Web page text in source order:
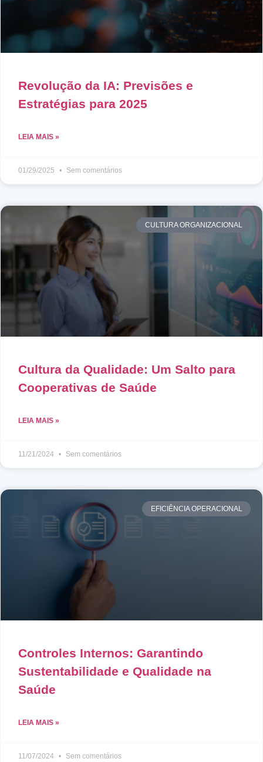
Revolução da IA: Previsões e
Estratégias para 2025
LEIA MAIS »
01/29/2025 Sem comentários
CULTURA ORGANIZACIONAL
Cultura da Qualidade: Um Salto para
Cooperativas de Saúde
LEIA MAIS »
11/21/2024 Sem comentários
EFICIÊNCIA OPERACIONAL
Controles Internos: Garantindo
Sustentabilidade e Qualidade na
Saúde
LEIA MAIS »
11/07/2024 Sem comentários